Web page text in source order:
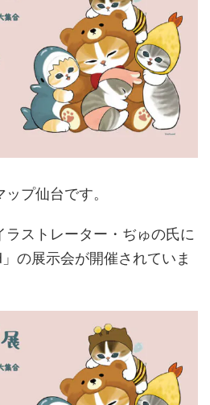
プ仙台です。
ストレーター・ぢゅの氏に
の展示会が開催されていま